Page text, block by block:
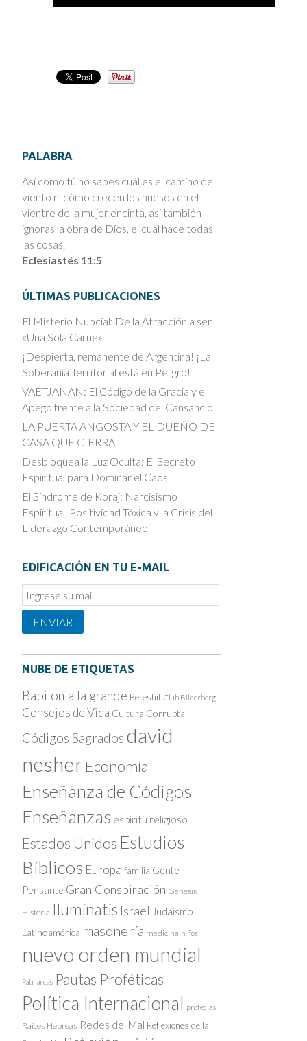
PALABRA
Así como tú no sabes cuál es el camino del
viento ni cómo crecen los huesos en el
vientre de la mujer encinta, así también
ignoras la obra de Dios, el cual hace todas
las cosas.
Eclesiastés 11:5
ÚLTIMAS PUBLICACIONES
El Misterio Nupcial: De la Atracción a ser
«Una Sola Carne»
¡Despierta, remanente de Argentina! ¡La
Soberanía Territorial está en Peligro!
VAETJANAN: El Código de la Gracia y el
Apego frente a la Sociedad del Cansancio
LA PUERTA ANGOSTA Y EL DUEÑO DE
CASA QUE CIERRA
Desbloquea la Luz Oculta: El Secreto
Espiritual para Dominar el Caos
El Síndrome de Koraj: Narcisismo
Espiritual, Positividad Tóxica y la Crisis del
Liderazgo Contemporáneo
EDIFICACIÓN EN TU E-MAIL
Email
Subscription
ENVIAR
NUBE DE ETIQUETAS
Babilonia la grande Bereshit Club Bilderberg
Consejos de Vida Cultura Corrupta
Códigos Sagrados david
nesher Economía
Enseñanza de Códigos
Enseñanzas espíritu religioso
Estados Unidos Estudios
Bíblicos Europa familia Gente
Pensante Gran Conspiración Génesis
Historia Iluminatis Israel Judaísmo
Latinoamérica masonería medicina niños
nuevo orden mundial
Patriarcas Pautas Proféticas
Política Internacional profecías
Raíces Hebreas Redes del Mal Reflexiones de la